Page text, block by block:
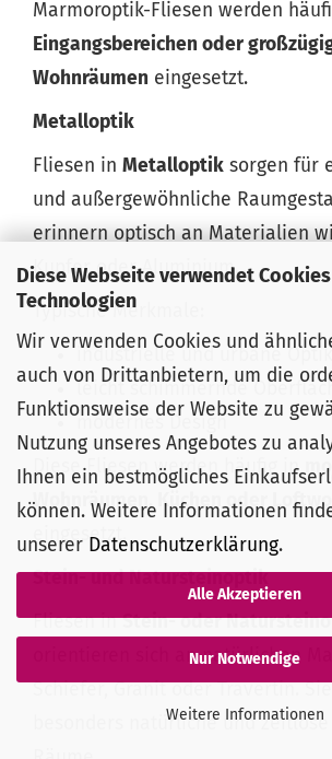
Diese Webseite verwendet
Technologien
Wir verwenden Cookies und
auch von Drittanbietern, um die
Funktionsweise der Website zu
Nutzung unseres Angebotes zu
Ihnen ein bestmögliches
können. Weitere Informationen
unserer Datenschutzerklärung.
Alle Akzeptieren
Nur Notwendige
Weitere Informationen
Marmoroptik-Fliesen werden
Eingangsbereichen oder
Wohnräumen eingesetzt.
Metalloptik
Fliesen in Metalloptik sorgen für
und außergewöhnliche
erinnern optisch an Materialien
Kupfer oder Aluminium.
Typische Merkmale:
industrielle und urbane Optik
leicht schimmernde
modernes Design
Diese Fliesen werden häufig in
Wohnräumen, Küchen oder
eingesetzt.
Stein- und Natursteinoptik
Fliesen inStein- oder
orientieren sich an natürlichen
Schiefer, Granit oder Travertin.
besonders natürliche und zeitlose